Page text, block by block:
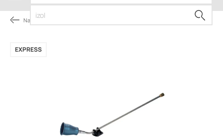
Narzędzia dekarskie
EXPRESS